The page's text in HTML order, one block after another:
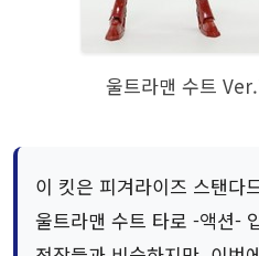
울트라맨 수트
이 킷은 피겨라이즈 스탠다
울트라맨 수트 타로 -액션-